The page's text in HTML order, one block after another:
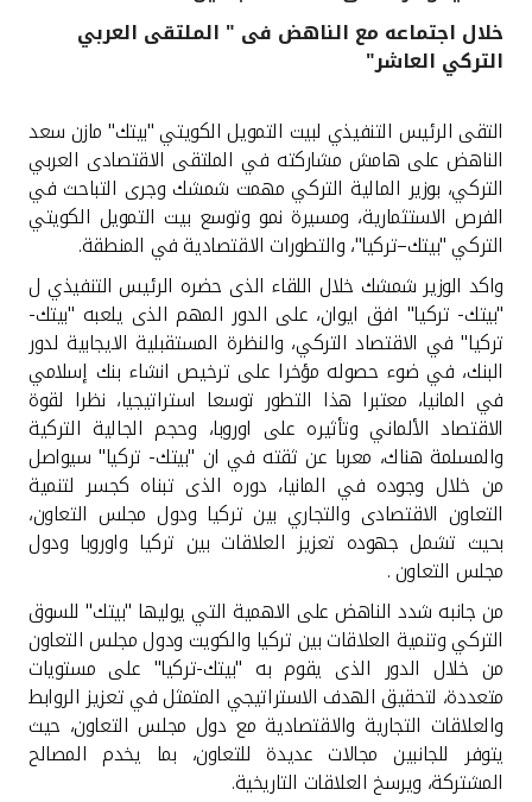
القنوات المصرفية
خدمات ما بعد البيع
اتصل بنا
مواقع الفروع وأجهزة الصرف الآلي
ألمانيا
ماليزيا
تركيا
مصر
المملكة المتحدة
مملكة البحرين
خلال اجتماعه مع الناهض فى " الملتقى العربي
التركي العاشر"
التقى الرئيس التنفيذي لبيت التمويل الكويتي "بيتك" مازن سعد
الناهض على هامش مشاركته في الملتقى الاقتصادى العربي
التركي، بوزير المالية التركي مهمت شمشك وجرى التباحث في
الفرص الاستثمارية، ومسيرة نمو وتوسع بيت التمويل الكويتي
التركي "بيتك–تركيا"، والتطورات الاقتصادية في المنطقة.
واكد الوزير شمشك خلال اللقاء الذى حضره الرئيس التنفيذي ل
"بيتك- تركيا" افق ايوان، على الدور المهم الذى يلعبه "بيتك-
تركيا" في الاقتصاد التركي، والنظرة المستقبلية الايجابية لدور
البنك، في ضوء حصوله مؤخرا على ترخيص انشاء بنك إسلامي
في المانيا، معتبرا هذا التطور توسعا استراتيجيا، نظرا لقوة
الاقتصاد الألماني وتأثيره على اوروبا، وحجم الجالية التركية
والمسلمة هناك، معربا عن ثقته في ان "بيتك- تركيا" سيواصل
من خلال وجوده في المانيا، دوره الذى تبناه كجسر لتنمية
التعاون الاقتصادى والتجاري بين تركيا ودول مجلس التعاون،
بحيث تشمل جهوده تعزيز العلاقات بين تركيا واوروبا ودول
مجلس التعاون.
من جانبه شدد الناهض على الاهمية التي يوليها "بيتك" للسوق
التركي وتنمية العلاقات بين تركيا والكويت ودول مجلس التعاون
من خلال الدور الذى يقوم به "بيتك-تركيا" على مستويات
متعددة، لتحقيق الهدف الاستراتيجي المتمثل في تعزيز الروابط
والعلاقات التجارية والاقتصادية مع دول مجلس التعاون، حيث
يتوفر للجانبين مجالات عديدة للتعاون، بما يخدم المصالح
المشتركة، ويرسخ العلاقات التاريخية.